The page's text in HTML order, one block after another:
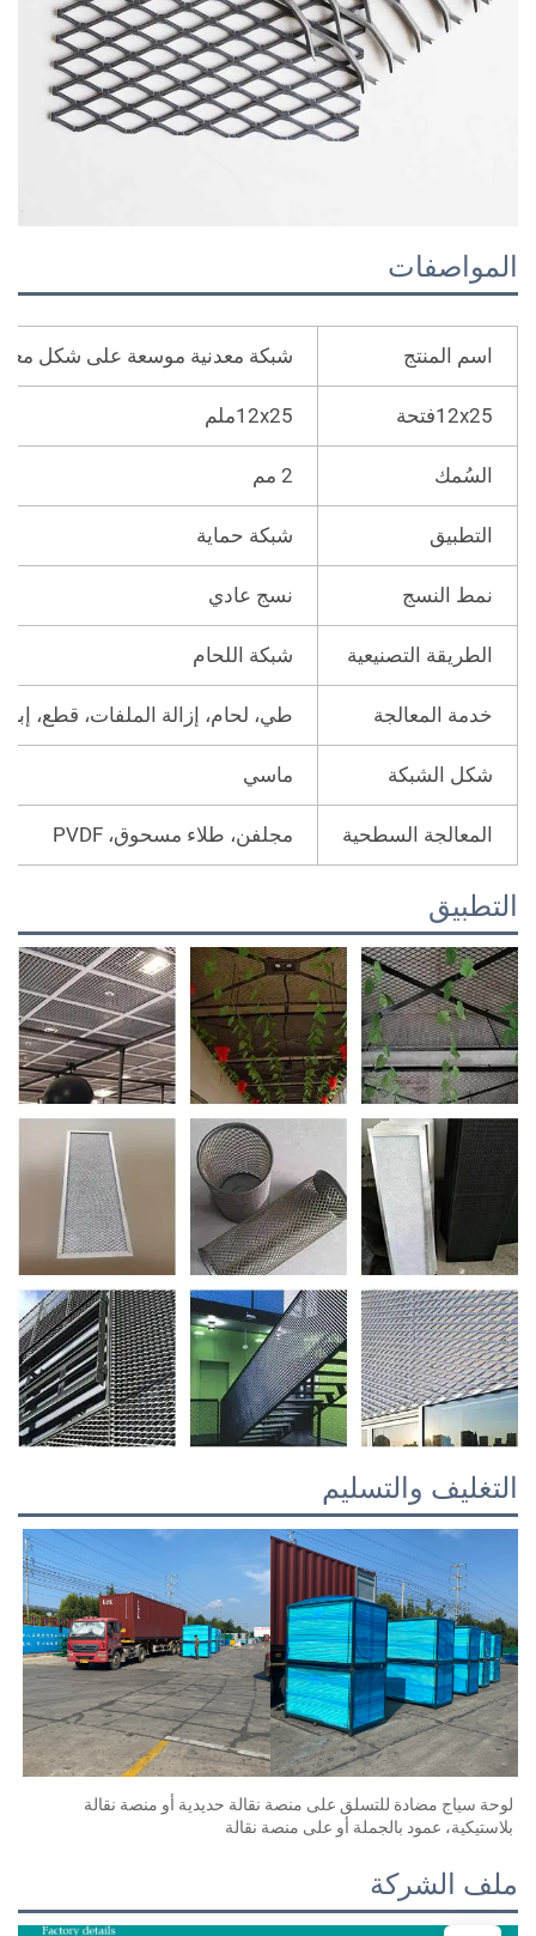
اسم المنتج شبكة معدنية موسعة على شكل معين
12x25فتحة 12x25ملم
السُمك
التطبيق شبكة حماية
نمط النسج نسج عادي
الطريقة التصنيعية شبكة اللحام
خدمة المعالجة طي، لحام، إزالة الملفات، قطع، إبرة
شكل الشبكة ماسي
المعالجة السطحية مجلفن، طلاء مسحوق، PVDF
والتسليم
لوحة سياج مضادة للتسلق على منصة نقالة حديدية أو منصة نقالة
عمود بالجملة أو على منصة نقالة
الشركة